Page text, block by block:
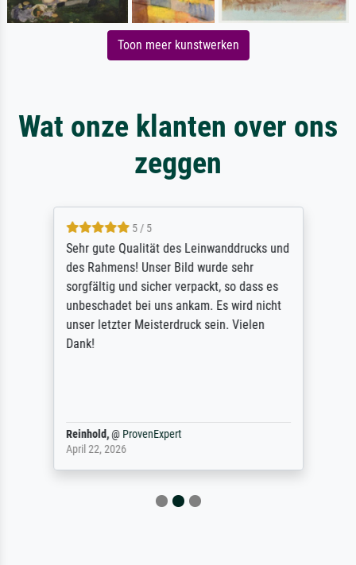
Toon meer kunstwerken
Wat onze klanten over ons
zeggen
5 / 5
Sehr gute Qualität des Leinwanddrucks und
des Rahmens! Unser Bild wurde sehr
sorgfältig und sicher verpackt, so dass es
unbeschadet bei uns ankam. Es wird nicht
unser letzter Meisterdruck sein. Vielen
Dank!
Reinhold,@ ProvenExpert
April 22, 2026